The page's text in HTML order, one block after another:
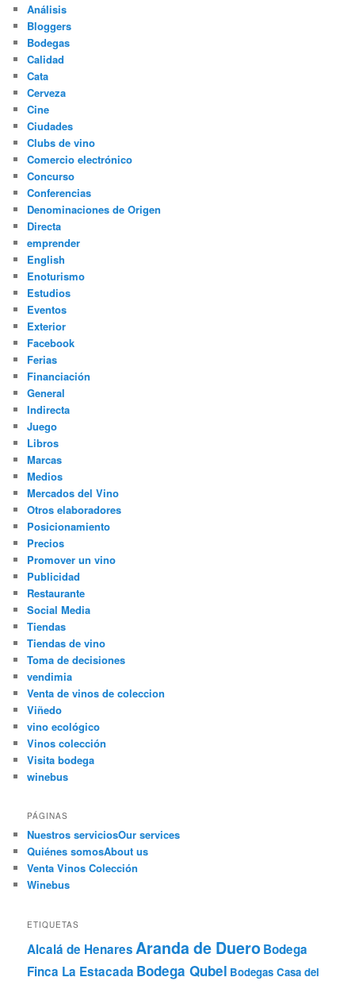
Análisis
Bloggers
Bodegas
Calidad
Cata
Cerveza
Cine
Ciudades
Clubs de vino
Comercio electrónico
Concurso
Conferencias
Denominaciones de Origen
Directa
emprender
English
Enoturismo
Estudios
Eventos
Exterior
Facebook
Ferias
Financiación
General
Indirecta
Juego
Libros
Marcas
Medios
Mercados del Vino
Otros elaboradores
Posicionamiento
Precios
Promover un vino
Publicidad
Restaurante
Social Media
Tiendas
Tiendas de vino
Toma de decisiones
vendimia
Venta de vinos de coleccion
Viñedo
vino ecológico
Vinos colección
Visita bodega
winebus
PÁGINAS
Nuestros serviciosOur services
Quiénes somosAbout us
Venta Vinos Colección
Winebus
ETIQUETAS
Alcalá de Henares Aranda de DueroBodega
Finca La Estacada Bodega Qubel Bodegas Casa del